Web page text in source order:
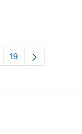
Pages
Page
19